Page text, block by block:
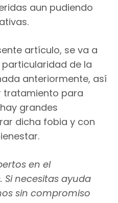
aun pudiendo
artículo, se va a
de la
anteriormente, así
tratamiento para
grandes
dicha fobia y con
en el
. Si necesitas ayuda
sin compromiso